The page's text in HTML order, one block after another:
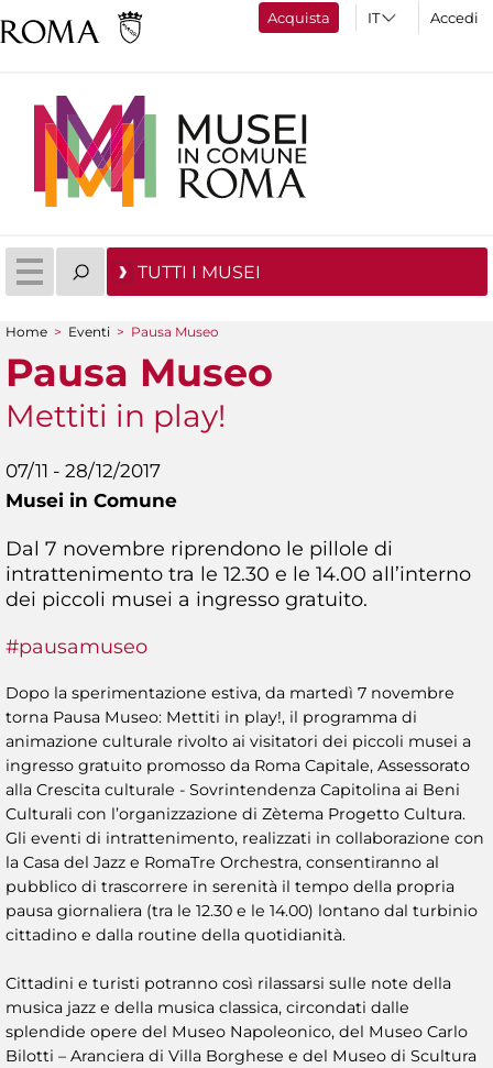
Acquista Accedi
TUTTI I MUSEI
Tu sei qui
Home > Eventi > Pausa Museo
Pausa Museo
Mettiti in play!
07/11 - 28/12/2017
Musei in Comune
Dal 7 novembre riprendono le pillole di
intrattenimento tra le 12.30 e le 14.00 all’interno
dei piccoli musei a ingresso gratuito.
#pausamuseo
Dopo la sperimentazione estiva, da martedì 7 novembre
torna Pausa Museo: Mettiti in play!, il programma di
animazione culturale rivolto ai visitatori dei piccoli musei a
ingresso gratuito promosso da Roma Capitale, Assessorato
alla Crescita culturale - Sovrintendenza Capitolina ai Beni
Culturali con l’organizzazione di Zètema Progetto Cultura.
Gli eventi di intrattenimento, realizzati in collaborazione con
la Casa del Jazz e RomaTre Orchestra, consentiranno al
pubblico di trascorrere in serenità il tempo della propria
pausa giornaliera (tra le 12.30 e le 14.00) lontano dal turbinio
cittadino e dalla routine della quotidianità.
Cittadini e turisti potranno così rilassarsi sulle note della
musica jazz e della musica classica, circondati dalle
splendide opere del Museo Napoleonico, del Museo Carlo
Bilotti – Aranciera di Villa Borghese e del Museo di Scultura